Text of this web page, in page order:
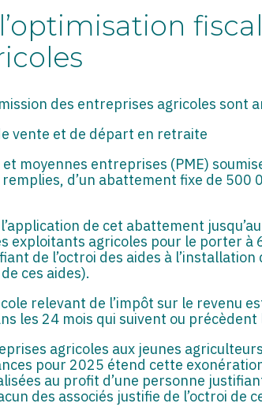
des entreprises agricoles sont
vente et de départ en retraite
moyennes entreprises (PME)
d’un abattement fixe de 500
de cet abattement
exploitants agricoles pour le porter
de l’octroi des aides à
ces aides).
relevant de l’impôt sur le revenu
les 24 mois qui suivent ou précèdent
agricoles aux jeunes
pour 2025 étend cette
au profit d’une personne
des associés justifie de l’octroi de